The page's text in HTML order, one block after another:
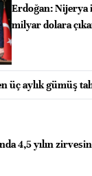
Erdoğan: Nijerya
milyar dolara
üç aylık gümüş
4,5 yılın